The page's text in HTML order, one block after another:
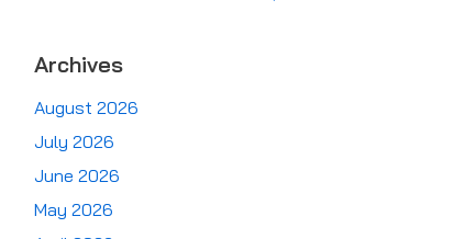
Archives
August 2026
July 2026
June 2026
May 2026